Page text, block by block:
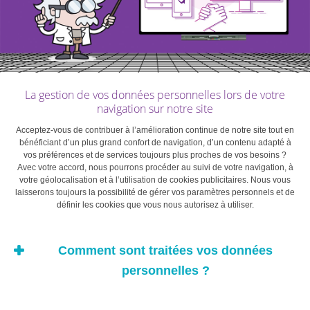
À quoi faut-il faire attention?
Pour réussir votre collaboration avec un Business Angel,
entre vous. Vous allez forcément devoir travailler
ensemble, relever des défis et surmonter des obstacles
parfois générateurs de tensions, de frustrations ou de
craintes. Ne vous engagez dès lors pas avec un
Business Angel avec qui vous n’avez aucun «feeling».
faire appel à un Business
La gestion de vos données personnelles lors de votre
navigation sur notre site
Acceptez-vous de contribuer à l’amélioration continue de notre site tout en
bénéficiant d’un plus grand confort de navigation, d’un contenu adapté à
vos préférences et de services toujours plus proches de vos besoins ?
Avec votre accord, nous pourrons procéder au suivi de votre navigation, à
votre géolocalisation et à l’utilisation de cookies publicitaires. Nous vous
laisserons toujours la possibilité de gérer vos paramètres personnels et de
définir les cookies que vous nous autorisez à utiliser.
Comment sont traitées vos données
personnelles ?